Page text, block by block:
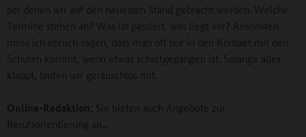
bei denen wir auf den neuesten Stand gebracht werden. Welche
Termine stehen an? Was ist passiert, was liegt vor? Ansonsten
muss ich ehrlich sagen, dass man oft nur in den Kontakt mit den
Schulen kommt, wenn etwas schiefgegangen ist. Solange alles
klappt, laufen wir geräuschlos mit.
Online-Redaktion:
Sie bieten auch Angebote zur
Berufsorientierung an...